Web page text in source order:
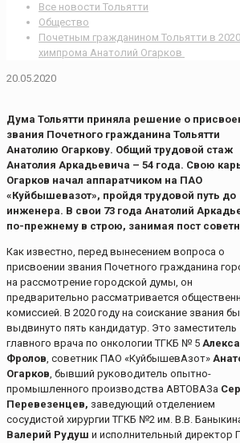
Все новости Тольятти
Общество
Почетным гражданином Тольятти в
химпрома Анатолий Огарков
20.05.2020
Дума Тольятти приняла решение о
звания Почетного гражданина Тольятти
Анатолию Огаркову. Общий трудовой стаж
Анатолия Аркадьевича – 54 года. Свою
Огарков начал аппаратчиком на ПАО
«Куйбышевазот», пройдя трудовой путь до
инженера. В свои 73 года Анатолий
по-прежнему в строю, занимая пост
Как известно, перед вынесением вопроса о
присвоении звания Почетного гражданина
на рассмотрение городской думы, он
предварительно рассматривается
комиссией. В 2020 году на соискание звания
выдвинуто пять кандидатур. Это заместитель
главного врача по онкологии ТГКБ № 5
Фролов, советник ПАО «КуйбышевАзот»
Огарков, бывший руководитель опытно-
промышленного производства АВТОВАЗа
Перевезенцев, заведующий отделением
сосудистой хирургии ТГКБ №2 им. В.В.
Валерий Рудуш и исполнительный директор